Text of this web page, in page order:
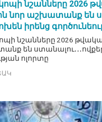
նշանները 2026
նոր աշխատանք են
իրենց
նշանները 2026
են
ոլորտը